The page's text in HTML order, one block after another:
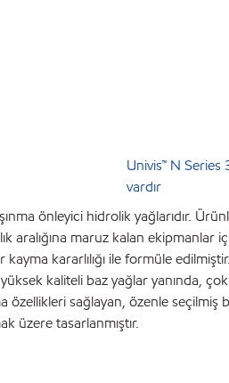
Univis™ N Series
vardır
önleyici hidrolik yağlarıdır.
aralığına maruz kalan ekipmanlar
kararlılığı ile formüle
kaliteli baz yağlar yanında,
özellikleri sağlayan, özenle seçilmiş
üzere tasarlanmıştır.